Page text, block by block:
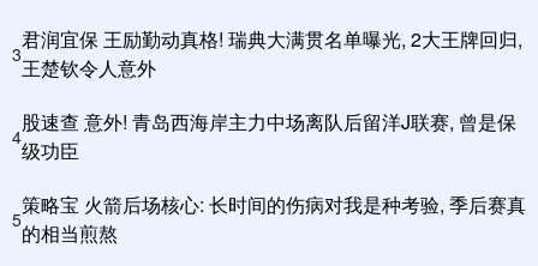
3
君润宜保 王励勤动真格! 瑞典大满贯名单曝光, 2大王牌回归,
王楚钦令人意外
4
股速查 意外! 青岛西海岸主力中场离队后留洋J联赛, 曾是保
级功臣
5
策略宝 火箭后场核心: 长时间的伤病对我是种考验, 季后赛真
的相当煎熬